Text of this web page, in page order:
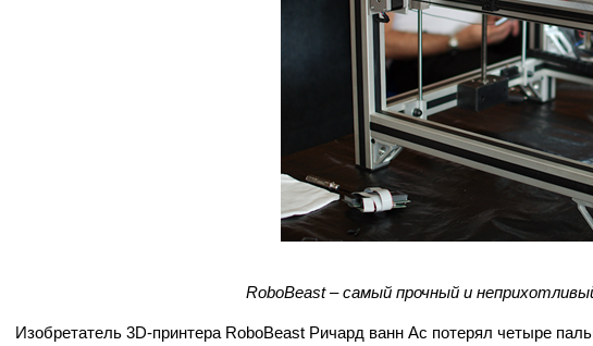
RoboBeast – самый прочный и
Изобретатель 3D-принтера RoboBeast Ричард ванн Ас потерял четыре